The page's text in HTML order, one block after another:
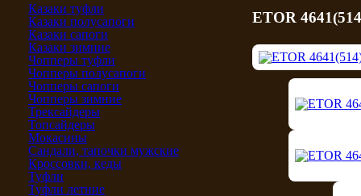
Казаки туфли
Казаки полусапоги
Казаки сапоги
Казаки зимние
Чопперы туфли
Чопперы полусапоги
Чопперы сапоги
Чопперы зимние
Трексайдеры
Топсайдеры
Мокасины
Сандали, тапочки мужские
Кроссовки, кеды
Туфли
Туфли летние
ETOR